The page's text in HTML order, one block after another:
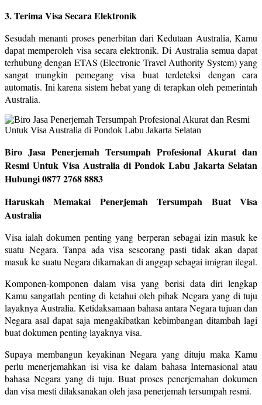
3. Terima Visa Secara Elektronik
Sesudah menanti proses penerbitan dari Kedutaan Australia, Kamu
dapat memperoleh visa secara elektronik. Di Australia semua dapat
terhubung dengan ETAS (Electronic Travel Authority System) yang
sangat mungkin pemegang visa buat terdeteksi dengan cara
automatis. Ini karena sistem hebat yang di terapkan oleh pemerintah
Australia.
Biro Jasa Penerjemah Tersumpah Profesional Akurat dan
Resmi Untuk Visa Australia di Pondok Labu Jakarta Selatan
Hubungi 0877 2768 8883
Haruskah Memakai Penerjemah Tersumpah Buat Visa
Australia
Visa ialah dokumen penting yang berperan sebagai izin masuk ke
suatu Negara. Tanpa ada visa seseorang pasti tidak akan dapat
masuk ke suatu Negara dikarnakan di anggap sebagai imigran ilegal.
Komponen-komponen dalam visa yang berisi data diri lengkap
Kamu sangatlah penting di ketahui oleh pihak Negara yang di tuju
layaknya Australia. Ketidaksamaan bahasa antara Negara tujuan dan
Negara asal dapat saja mengakibatkan kebimbangan ditambah lagi
buat dokumen penting layaknya visa.
Supaya membangun keyakinan Negara yang dituju maka Kamu
perlu menerjemahkan isi visa ke dalam bahasa Internasional atau
bahasa Negara yang di tuju. Buat proses penerjemahan dokumen
dan visa mesti dilaksanakan oleh jasa penerjemah tersumpah resmi.